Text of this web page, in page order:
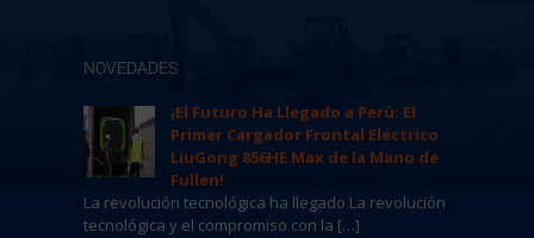
NOVEDADES
¡El Futuro Ha Llegado a Perú: El
Primer Cargador Frontal Eléctrico
LiuGong 856HE Max de la Mano de
Fullen!
La revolución tecnológica ha llegado La revolución
tecnológica y el compromiso con la […]